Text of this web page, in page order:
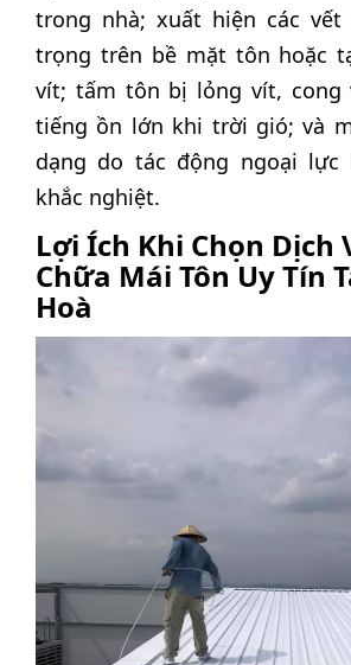
trong nhà; xuất hiện các
trọng trên bề mặt tôn hoặc
vít; tấm tôn bị lỏng vít, cong
tiếng ồn lớn khi trời gió; và
dạng do tác động ngoại
khắc nghiệt.
Lợi Ích Khi Chọn Dịch
Chữa Mái Tôn Uy Tín
Hoà